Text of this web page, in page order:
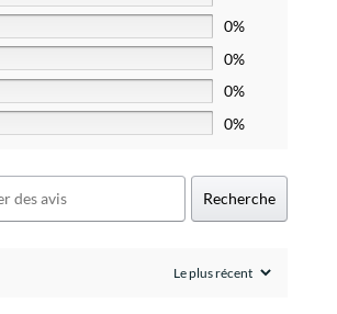
0%
0%
0%
0%
Recherche